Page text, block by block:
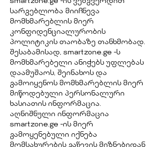
სარგებლობა მიიჩნევა
მომხმარებლის მიერ
კონფიდენციალურობის
პოლიტიკის თაობაზე თანხმობად.
შესაბამისად, smartzone.ge -ს
მომხმარებელი ანიჭებს უფლებას
დაამუშაოს, შეინახოს და
გამოიყენოს მომხმარებლის მიერ
მიწოდებული პერსონალური
ხასიათის ინფორმაცია.
აღნიშნული ინფორმაცია
smartzone.ge -ის მიერ
გამოყენებული იქნება